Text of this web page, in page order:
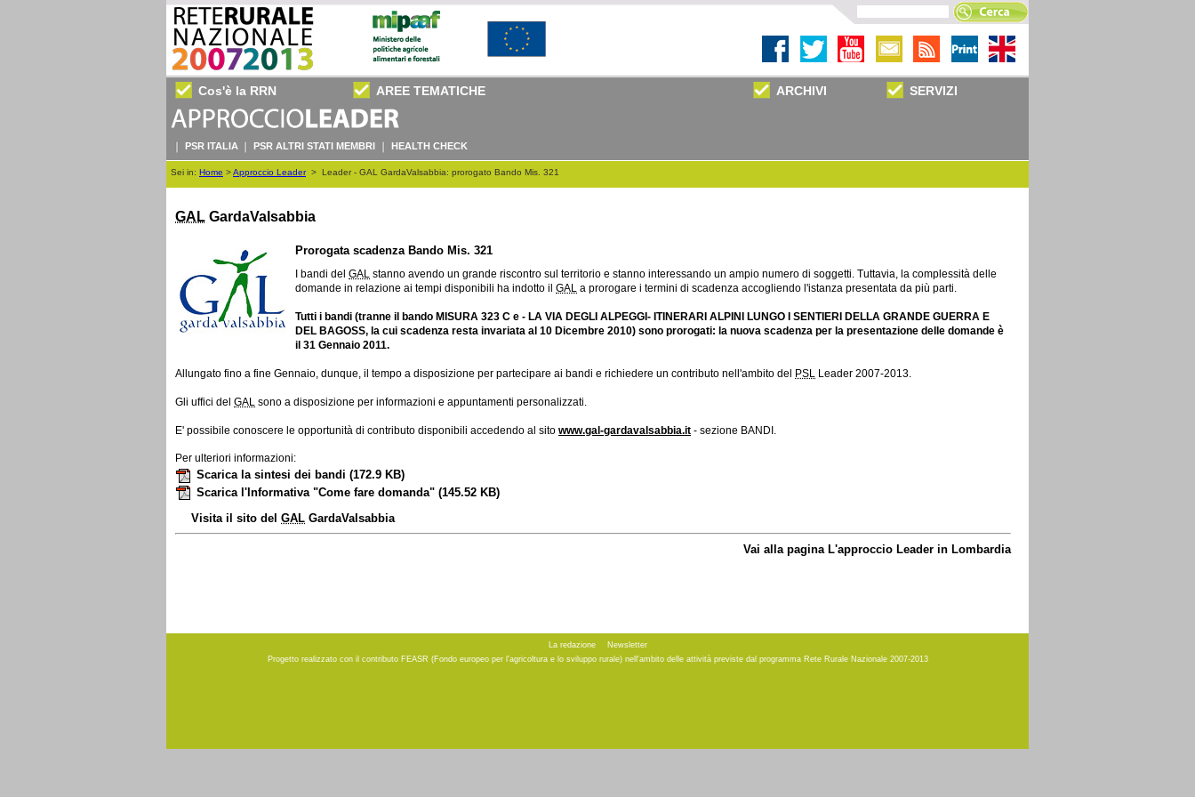
Cos'è la RRN AREE TEMATICHE ARCHIVI SERVIZI
PSR ITALIA PSR ALTRI STATI MEMBRI HEALTH CHECK
Sei in: Home >Approccio Leader> Leader - GAL GardaValsabbia: prorogato Bando Mis. 321
GAL GardaValsabbia
Prorogata scadenza Bando Mis. 321
I bandi del GAL stanno avendo un grande riscontro sul territorio e stanno interessando un ampio numero di soggetti. Tuttavia, la complessità delle
domande in relazione ai tempi disponibili ha indotto il GAL a prorogare i termini di scadenza accogliendo l'istanza presentata da più parti.
Tutti i bandi (tranne il bando MISURA 323 C e - LA VIA DEGLI ALPEGGI- ITINERARI ALPINI LUNGO I SENTIERI DELLA GRANDE GUERRA E
DEL BAGOSS, la cui scadenza resta invariata al 10 Dicembre 2010) sono prorogati: la nuova scadenza per la presentazione delle domande è
il 31 Gennaio 2011.
Allungato fino a fine Gennaio, dunque, il tempo a disposizione per partecipare ai bandi e richiedere un contributo nell'ambito del PSL Leader 2007-2013.
Gli uffici del GAL sono a disposizione per informazioni e appuntamenti personalizzati.
E' possibile conoscere le opportunità di contributo disponibili accedendo al sito www.gal-gardavalsabbia.it - sezione BANDI.
Per ulteriori informazioni:
Scarica la sintesi dei bandi (172.9 KB)
Scarica l'Informativa "Come fare domanda" (145.52 KB)
Visita il sito del GAL GardaValsabbia
Vai alla pagina L'approccio Leader in Lombardia
La redazione
Newsletter
Progetto realizzato con il contributo FEASR (Fondo europeo per l'agricoltura e lo sviluppo rurale) nell'ambito delle attività previste dal programma Rete Rurale Nazionale 2007-2013